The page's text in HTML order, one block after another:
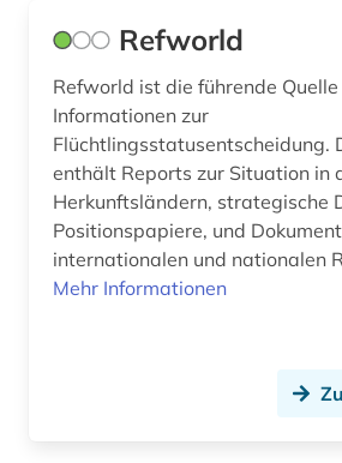
kriminalität (1)
kultur (1)
kulturbeziehungen (1)
landwirtschaft (4)
lusitanistik (1)
Refworld
Refworld ist die führende
Informationen zur
Flüchtlingsstatusentscheidung.
enthält Reports zur Situation in
Herkunftsländern, strategische
Positionspapiere, und
internationalen und nationalen
Mehr Informationen